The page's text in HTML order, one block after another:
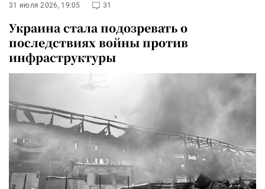
31 июля 2026, 19:05 31
Украина стала подозревать о
последствиях войны против
инфраструктуры